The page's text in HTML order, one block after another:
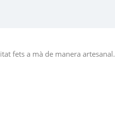
fets a mà de manera artesanal.